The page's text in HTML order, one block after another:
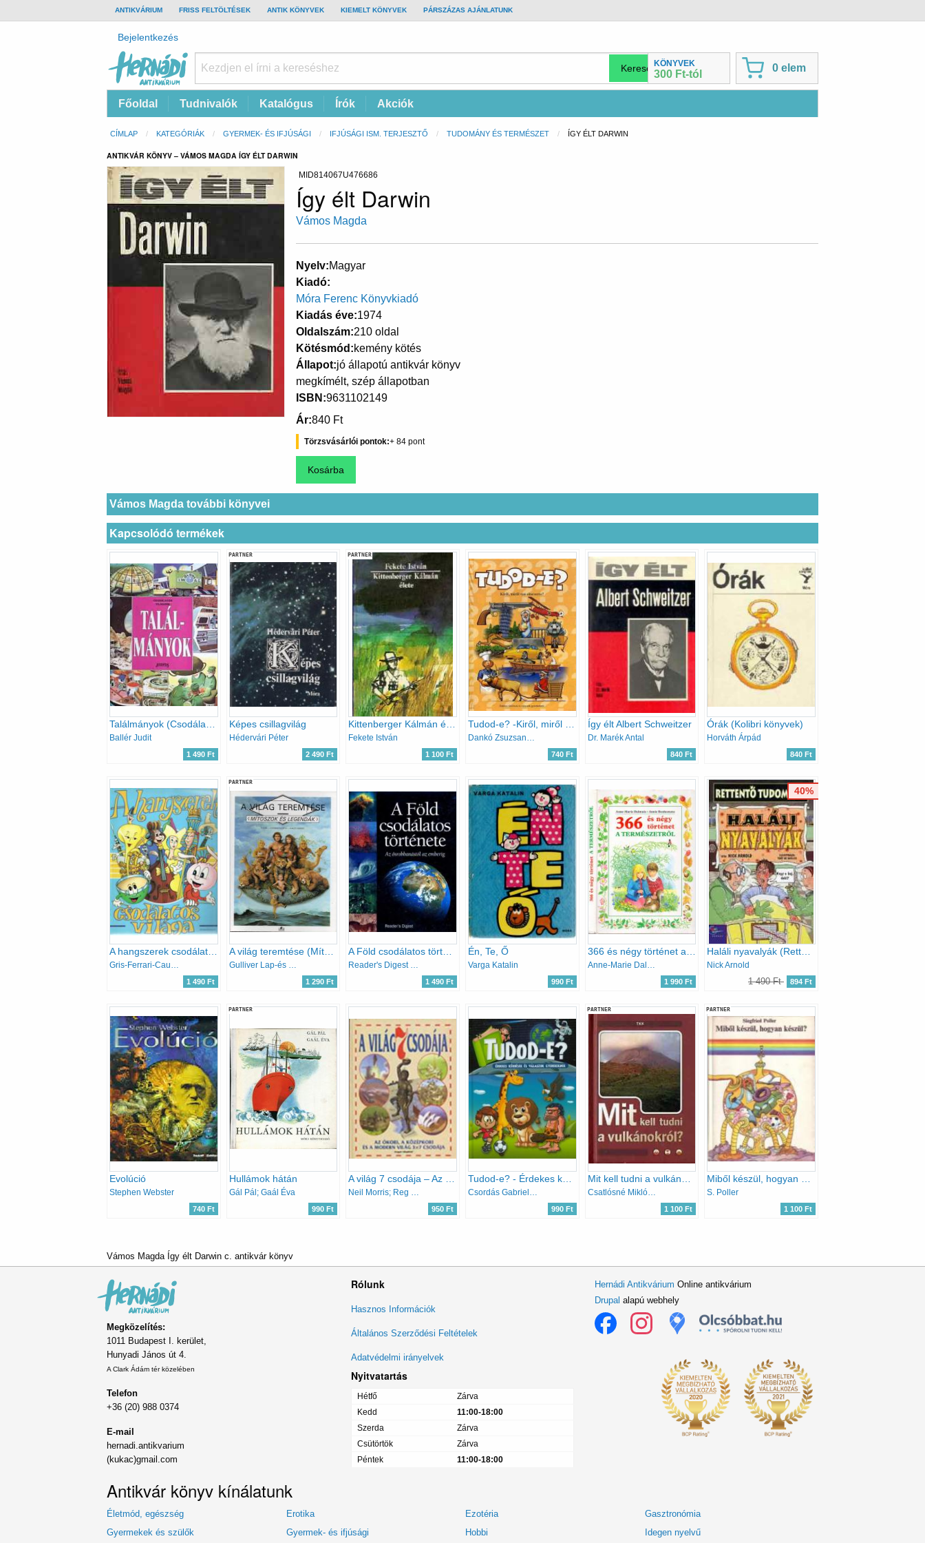
TOP
BAR
ANTIKVÁRIUM FRISS FELTÖLTÉSEK ANTIK KÖNYVEK KIEMELT KÖNYVEK PÁRSZÁZAS AJÁNLATUNK
Felhasználói
fiók
menüje
Bejelentkezés
Antikvárium
Online
KÖNYVEK
300 Ft-tól
0 elem
Fő
navigáció
Főoldal Tudnivalók Katalógus Írók Akciók
Morzsa
CÍMLAP KATEGÓRIÁK GYERMEK- ÉS IFJÚSÁGI IFJÚSÁGI ISM. TERJESZTŐ TUDOMÁNY ÉS TERMÉSZET CURRENT:
ÍGY ÉLT DARWIN
ANTIKVÁR KÖNYV – VÁMOS MAGDA ÍGY ÉLT DARWIN
MID814067U476686
Így élt Darwin
Vámos Magda
Nyelv Magyar
Kiadó
Móra Ferenc Könyvkiadó
Kiadás éve 1974
Oldalszám 210 oldal
Kötésmód kemény kötés
Állapot jó állapotú antikvár könyv
megkímélt, szép állapotban
ISBN 9631102149
Ár 840 Ft
Törzsvásárlói pontok 84
Vámos Magda további könyvei
Kapcsolódó termékek
Találmányok (Csodálatos világunk)
Ballér Judit
1 490 Ft
PARTNER
Képes csillagvilág
Hédervári Péter
2 490 Ft
PARTNER
Kittenberger Kálmán élete
Fekete István
1 100 Ft
Tudod-e? -Kiről, miről van elnevezve?
Dankó Zsuzsanna (szerk.)
740 Ft
Így élt Albert Schweitzer
Dr. Marék Antal
840 Ft
Órák (Kolibri könyvek)
Horváth Árpád
840 Ft
Gris-Ferrari-Caumon
1 490 Ft
PARTNER
A világ teremtése (Mítoszok és legendák)
Gulliver Lap-és Könyvkiadó
1 290 Ft
Reader's Digest (szerk.)
1 490 Ft
Én, Te, Ő
Varga Katalin
990 Ft
Anne-Marie Dalmais-Annie Bonhomme
1 990 Ft
Nick Arnold
1 490 Ft 894 Ft
40%
Evolúció
Stephen Webster
740 Ft
PARTNER
Hullámok hátán
Gál Pál; Gaál Éva
990 Ft 950 Ft
Tudod-e? - Érdekes kérdések és válaszok gyerekeknek
990 Ft
PARTNER
Csatlósné Miklós Anna
1 100 Ft
PARTNER
S. Poller
1 100 Ft
Vámos Magda Így élt Darwin c. antikvár könyv
Megközelítés:
1011 Budapest I. kerület,
Hunyadi János út 4.
A Clark Ádám tér közelében
Telefon
+36 (20) 988 0374
E-mail
hernadi.antikvarium
(kukac)gmail.com
Rólunk
Lábléc
menü
Hasznos Információk
Általános Szerződési Feltételek
Adatvédelmi irányelvek
Nyitvatartás
Hétfő
Zárva
Kedd
11:00-18:00
Szerda
Zárva
Csütörtök
Zárva
Péntek
11:00-18:00
Hernádi Antikvárium Online antikvárium
Drupal alapú webhely
Antikvár könyv kínálatunk
Életmód, egészség Erotika Ezotéria
Gasztronómia
Gyermekek és szülők
Gyermek- és ifjúsági Hobbi Idegen nyelvű